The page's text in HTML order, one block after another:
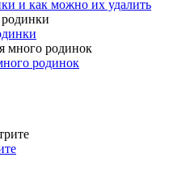
и как можно их удалить
родинок